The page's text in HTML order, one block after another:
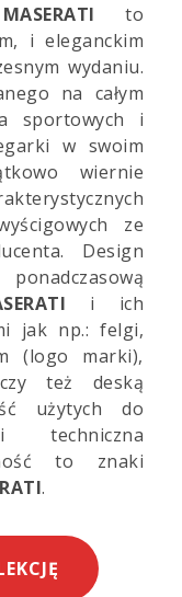
MASERATI to
i eleganckim
wydaniu.
na całym
sportowych i
w swoim
wiernie
ze
Design
i ich
jak np.: felgi,
(logo marki),
też deską
użytych do
techniczna
to znaki
.